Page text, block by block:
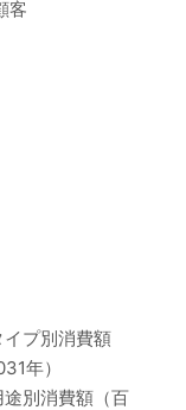
客
イプ別消費額
年）
途別消費額（百